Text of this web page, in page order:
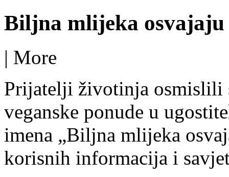
Biljna mlijeka osvajaju
| More
Prijatelji životinja osmislili
veganske ponude u
imena „Biljna mlijeka
korisnih informacija i